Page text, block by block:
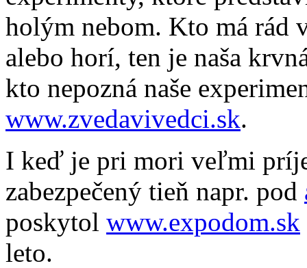
holým nebom. Kto má rád
alebo horí, ten je naša
kto nepozná naše
www.zvedavivedci.sk.
I keď je pri mori veľmi
zabezpečený tieň napr. pod
poskytol www.expodom.sk
leto.